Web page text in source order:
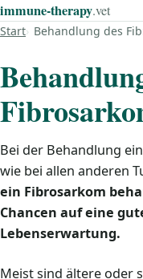
immune‑therapy.vet
Start Behandlung des
Bei der Behandlung
wie bei allen anderen
ein Fibrosarkom
Chancen auf eine
Lebenserwartung.
Meist sind ältere oder